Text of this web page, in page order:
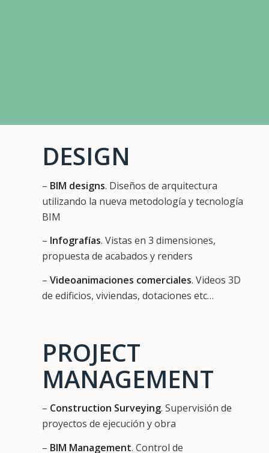
DESIGN
– BIM designs. Diseños de arquitectura
utilizando la nueva metodología y tecnología
BIM
– Infografías. Vistas en 3 dimensiones,
propuesta de acabados y renders
– Videoanimaciones comerciales. Videos 3D
de edificios, viviendas, dotaciones etc…
PROJECT
MANAGEMENT
– Construction Surveying. Supervisión de
proyectos de ejecución y obra
– BIM Management. Control de